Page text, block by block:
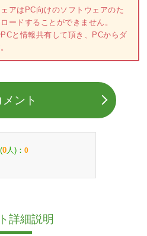
アはPC向けのソフトウェアのた
ードすることができません。
と情報共有して頂き、PCからダ
メント
0 人)： 0
詳細説明